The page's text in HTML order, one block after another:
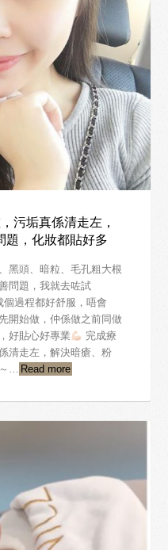
污垢真係清走左，
題，化妝都貼好多
黑頭、暗粒、毛孔粗大根
問題，我就去咗試
過程都好舒服，唔會
開始做，仲係做之前同做
好貼心好專業
完成療
清走左，解決暗瘡、粉
… Read more